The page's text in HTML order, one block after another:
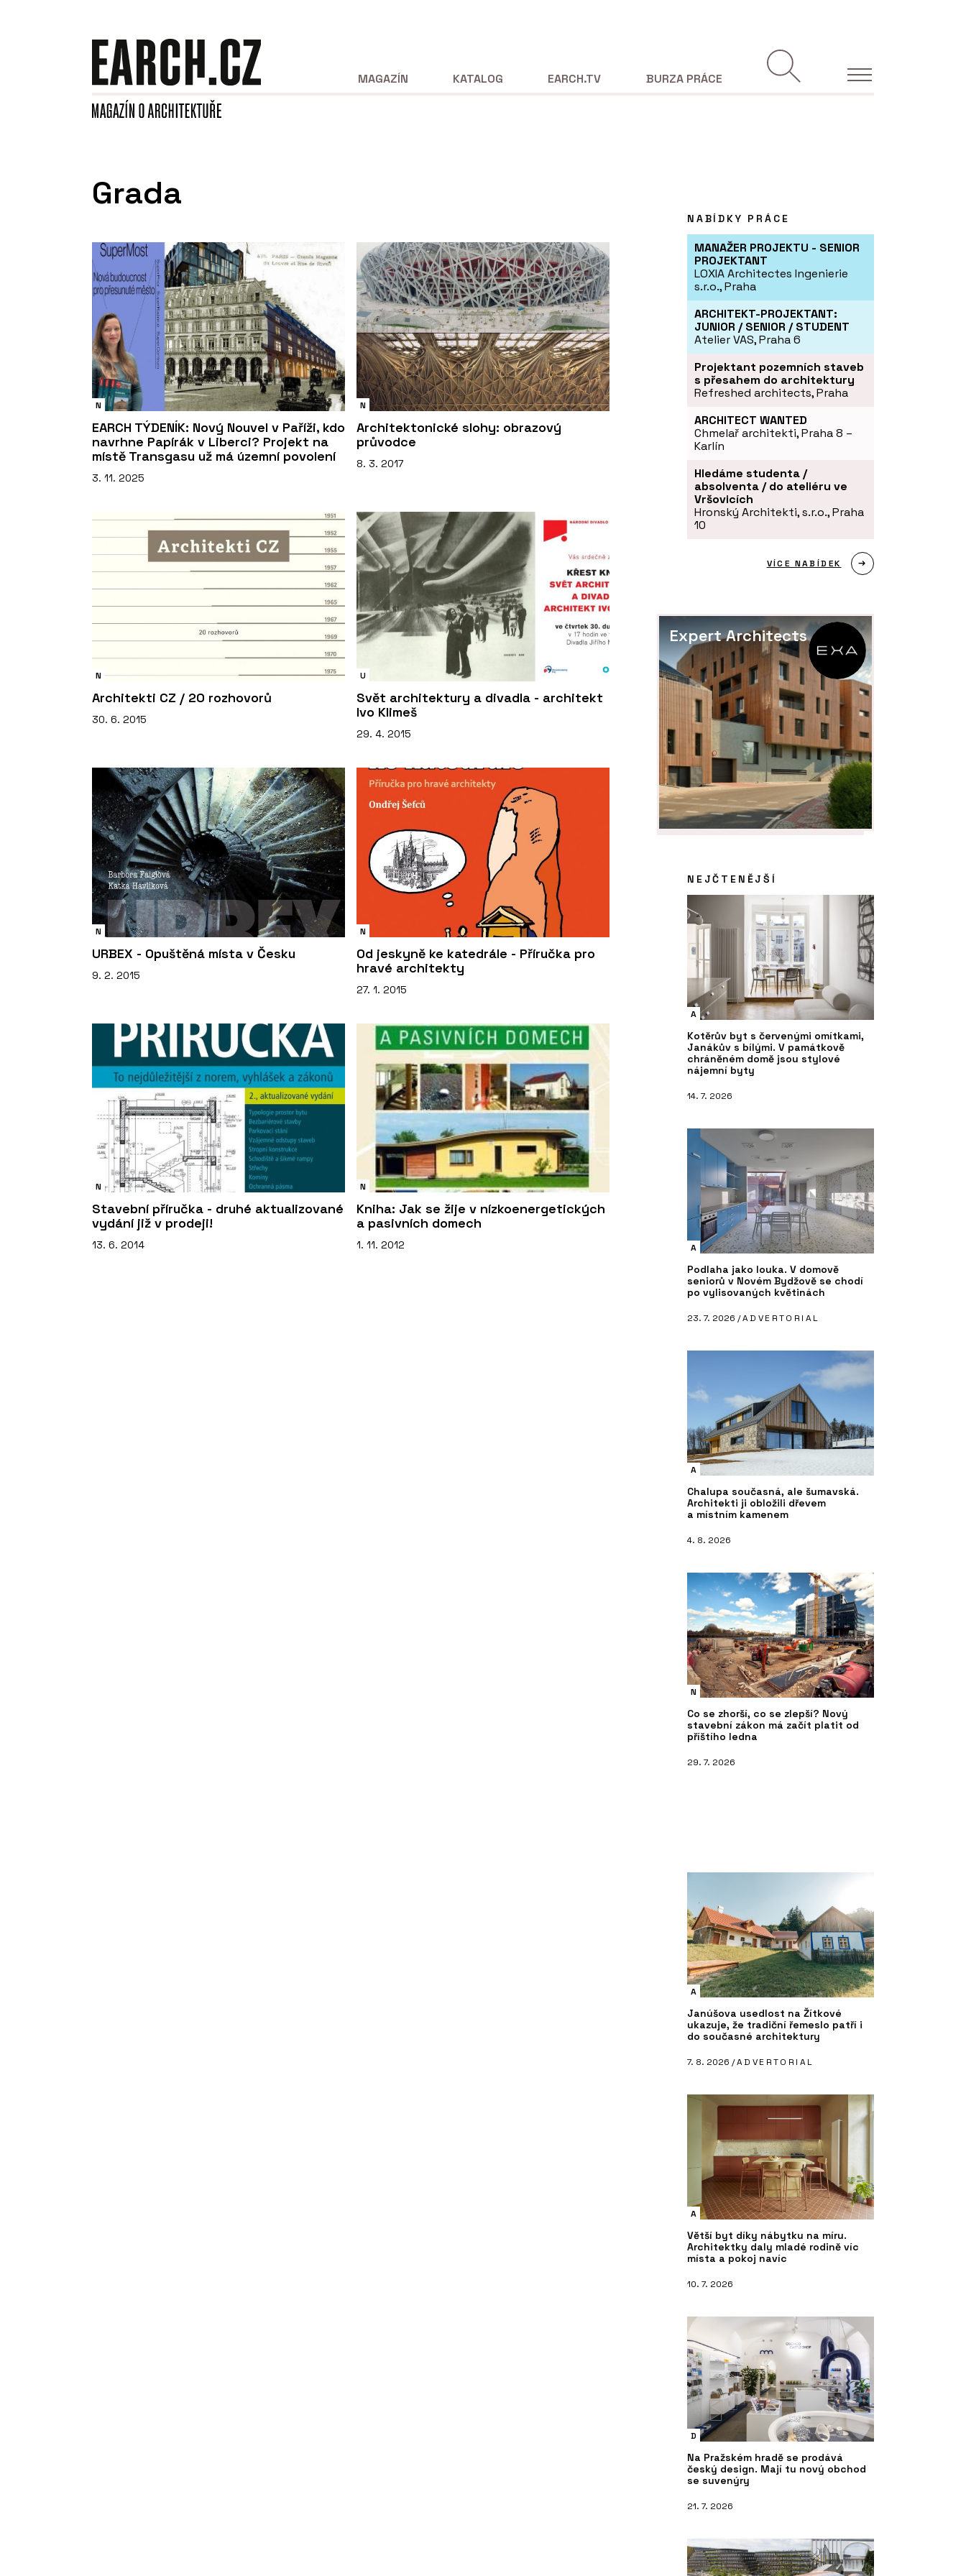
MAGAZÍN KATALOG EARCH.TV BURZA PRÁCE
Grada
N
EARCH TÝDENÍK: Nový Nouvel v Paříži, kdo
navrhne Papírák v Liberci? Projekt na
místě Transgasu už má územní povolení
3. 11. 2025
N
Architektonické slohy: obrazový
průvodce
8. 3. 2017
N
Architekti CZ / 20 rozhovorů
30. 6. 2015
U
Svět architektury a divadla - architekt
Ivo Klimeš
29. 4. 2015
N
URBEX - Opuštěná místa v Česku
9. 2. 2015
N
Od jeskyně ke katedrále - Příručka pro
hravé architekty
27. 1. 2015
N
Stavební příručka - druhé aktualizované
vydání již v prodeji!
13. 6. 2014
N
Kniha: Jak se žije v nízkoenergetických
a pasivních domech
1. 11. 2012
NABÍDKY PRÁCE
MANAŽER PROJEKTU - SENIOR
PROJEKTANT
LOXIA Architectes Ingenierie
s.r.o., Praha
ARCHITEKT-PROJEKTANT:
JUNIOR / SENIOR / STUDENT
Atelier VAS, Praha 6
Projektant pozemních staveb
s přesahem do architektury
Refreshed architects, Praha
ARCHITECT WANTED
Chmelař architekti, Praha 8 –
Karlín
Hledáme studenta /
absolventa / do ateliéru ve
Vršovicích
Hronský Architekti, s.r.o., Praha
10
VÍCE NABÍDEK
Expert Architects
NEJČTENĚJŠÍ
A
Kotěrův byt s červenými omítkami,
Janákův s bílými. V památkově
chráněném domě jsou stylové
nájemní byty
14. 7. 2026
A
Podlaha jako louka. V domově
seniorů v Novém Bydžově se chodí
po vylisovaných květinách
23. 7. 2026 /ADVERTORIAL
A
Chalupa současná, ale šumavská.
Architekti ji obložili dřevem
a místním kamenem
4. 8. 2026
N
Co se zhorší, co se zlepší? Nový
stavební zákon má začít platit od
příštího ledna
29. 7. 2026
A
Janúšova usedlost na Žítkové
ukazuje, že tradiční řemeslo patří i
do současné architektury
7. 8. 2026 /ADVERTORIAL
A
Větší byt díky nábytku na míru.
Architektky daly mladé rodině víc
místa a pokoj navíc
10. 7. 2026
D
Na Pražském hradě se prodává
český design. Mají tu nový obchod
se suvenýry
21. 7. 2026